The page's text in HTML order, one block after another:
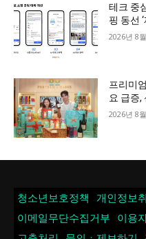
테크 중
핑 동선
2026년 8
프리미
요 급증,
2026년 8
청소년보호정책 개인정보
이메일무단수집거부
이용